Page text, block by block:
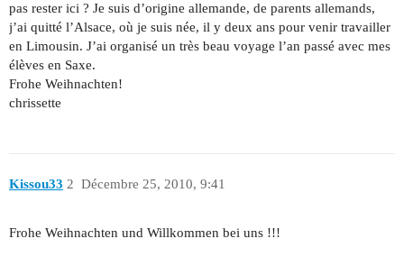
pas rester ici ? Je suis d’origine allemande, de parents allemands,
j’ai quitté l’Alsace, où je suis née, il y deux ans pour venir travailler
en Limousin. J’ai organisé un très beau voyage l’an passé avec mes
élèves en Saxe.
Frohe Weihnachten!
chrissette
Kissou33 Décembre 25, 2010, 9:41
2
Frohe Weihnachten und Willkommen bei uns !!!